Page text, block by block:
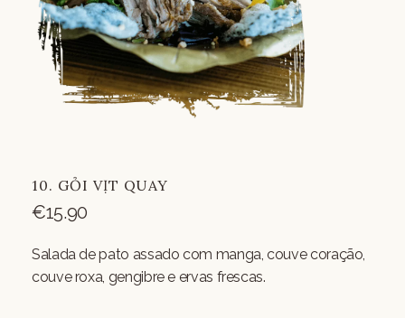
10. GỎI VỊT QUAY
€15.90
Salada de pato assado com manga, couve coração,
couve roxa, gengibre e ervas frescas.